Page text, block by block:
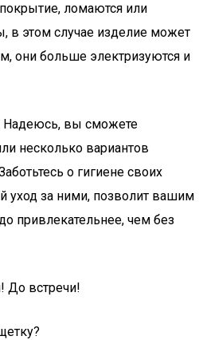
покрытие, ломаются или
в этом случае изделие может
они больше электризуются и
Надеюсь, вы сможете
несколько вариантов
о гигиене своих
уход за ними, позволит вашим
привлекательнее, чем без
До встречи!